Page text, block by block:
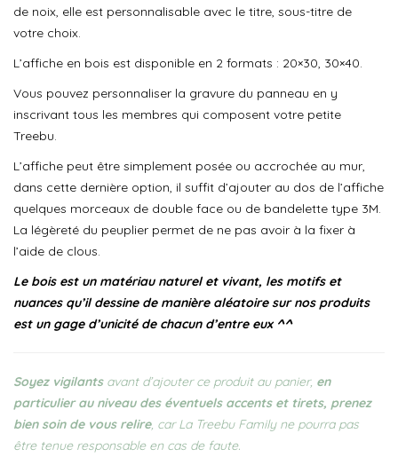
de noix, elle est personnalisable avec le titre, sous-titre de
votre choix.
L’affiche en bois est disponible en 2 formats : 20×30, 30×40.
Vous pouvez personnaliser la gravure du panneau en y
inscrivant tous les membres qui composent votre petite
Treebu.
L’affiche peut être simplement posée ou accrochée au mur,
dans cette dernière option, il suffit d’ajouter au dos de l’affiche
quelques morceaux de double face ou de bandelette type 3M.
La légèreté du peuplier permet de ne pas avoir à la fixer à
l’aide de clous.
Le bois est un matériau naturel et vivant, les motifs et
nuances qu’il dessine de manière aléatoire sur nos produits
est un gage d’unicité de chacun d’entre eux ^^
Soyez vigilantsavant d’ajouter ce produit au panier, en
particulier au niveau des éventuels accents et tirets, prenez
bien soin de vous relire, car La Treebu Family ne pourra pas
être tenue responsable en cas de faute.